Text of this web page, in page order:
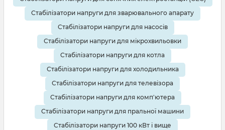
Стабілізатори напруги для зварювального апарату
Стабілізатори напруги для насосів
Стабілізатори напруги для мікрохвильовки
Стабілізатори напруги для котла
Стабілізатори напруги для холодильника
Стабілізатори напруги для телевізора
Стабілізатори напруги для комп'ютера
Стабілізатори напруги для пральної машини
Стабілізатори напруги 100 кВт і вище